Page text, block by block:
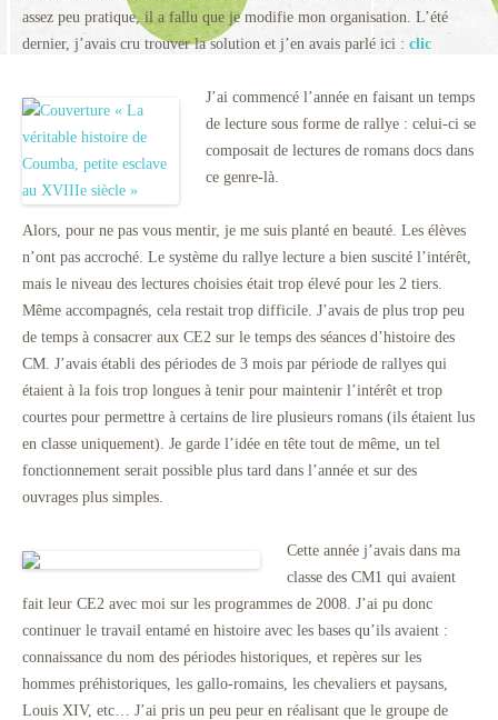
assez peu pratique, il a fallu que je modifie mon organisation. L’été
dernier, j’avais cru trouver la solution et j’en avais parlé ici : clic
J’ai commencé l’année en faisant un temps
de lecture sous forme de rallye : celui-ci se
composait de lectures de romans docs dans
ce genre-là.
Alors, pour ne pas vous mentir, je me suis planté en beauté. Les élèves
n’ont pas accroché. Le système du rallye lecture a bien suscité l’intérêt,
mais le niveau des lectures choisies était trop élevé pour les 2 tiers.
Même accompagnés, cela restait trop difficile. J’avais de plus trop peu
de temps à consacrer aux CE2 sur le temps des séances d’histoire des
CM. J’avais établi des périodes de 3 mois par période de rallyes qui
étaient à la fois trop longues à tenir pour maintenir l’intérêt et trop
courtes pour permettre à certains de lire plusieurs romans (ils étaient lus
en classe uniquement). Je garde l’idée en tête tout de même, un tel
fonctionnement serait possible plus tard dans l’année et sur des
ouvrages plus simples.
Cette année j’avais dans ma
classe des CM1 qui avaient
fait leur CE2 avec moi sur les programmes de 2008. J’ai pu donc
continuer le travail entamé en histoire avec les bases qu’ils avaient :
connaissance du nom des périodes historiques, et repères sur les
hommes préhistoriques, les gallo-romains, les chevaliers et paysans,
Louis XIV, etc… J’ai pris un peu peur en réalisant que le groupe de